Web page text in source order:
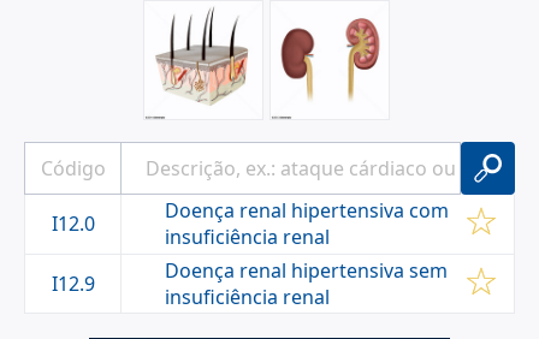
PRESSÃO ARTERIAL sistêmica
persistentemente alta. Com base em várias medições
(DETERMINAÇÃO DA PRESSÃO ARTERIAL), a
hipertensão é atualmente definida como sendo a
PRESSÃO SISTÓLICA repetidamente maior que 140
mm Hg ou a PRESSÃO DIASTÓLICA de 90 mm Hg ou
superior.
Descrição:Hipertensão Renal
Definição:
PRESSÃO SANGUÍNEA elevada e
persistente devido a NERO
I12.0
Doença renal hipertensiva com
insuficiência renal
I12.9
Doença renal hipertensiva sem
insuficiência renal